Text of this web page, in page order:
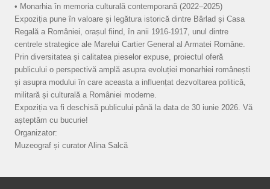
• Monarhia în memoria culturală contemporană (2022–2025)
Expoziția pune în valoare și legătura istorică dintre Bârlad și Casa
Regală a României, orașul fiind, în anii 1916-1917, unul dintre
centrele strategice ale Marelui Cartier General al Armatei Române.
Prin diversitatea și calitatea pieselor expuse, proiectul oferă
publicului o perspectivă amplă asupra evoluției monarhiei românești
și asupra modului în care aceasta a influențat dezvoltarea politică,
militară și culturală a României moderne.
Expoziția va fi deschisă publicului până la data de 30 iunie 2026. Vă
așteptăm cu bucurie!
Organizator:
Muzeograf și curator Alina Salcă